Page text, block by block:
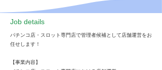
​Job details
パチンコ店・スロット専門店で管理者候補として店舗運営をお
任せします！
【事業内容】